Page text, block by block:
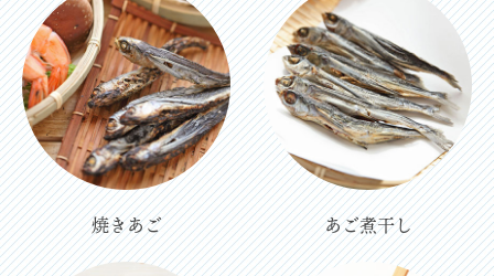
焼きあご あご煮干し